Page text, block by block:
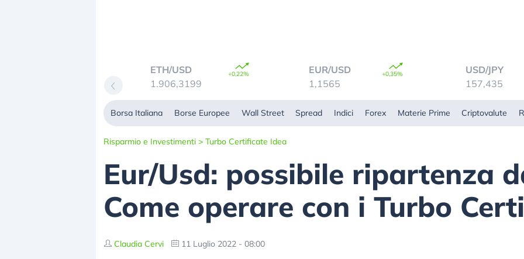
ETH/USD
1.906,3199
+0,22%
EUR/USD
1,1565
+0,35%
USD/JPY
157,435
Borsa Italiana Borse Europee Wall Street Spread Indici Forex Materie Prime Criptovalute
Risparmio e Investimenti > Turbo Certificate Idea
Eur/Usd: possibile ripartenza
Come operare con i Turbo
Claudia Cervi 11 Luglio 2022 - 08:00